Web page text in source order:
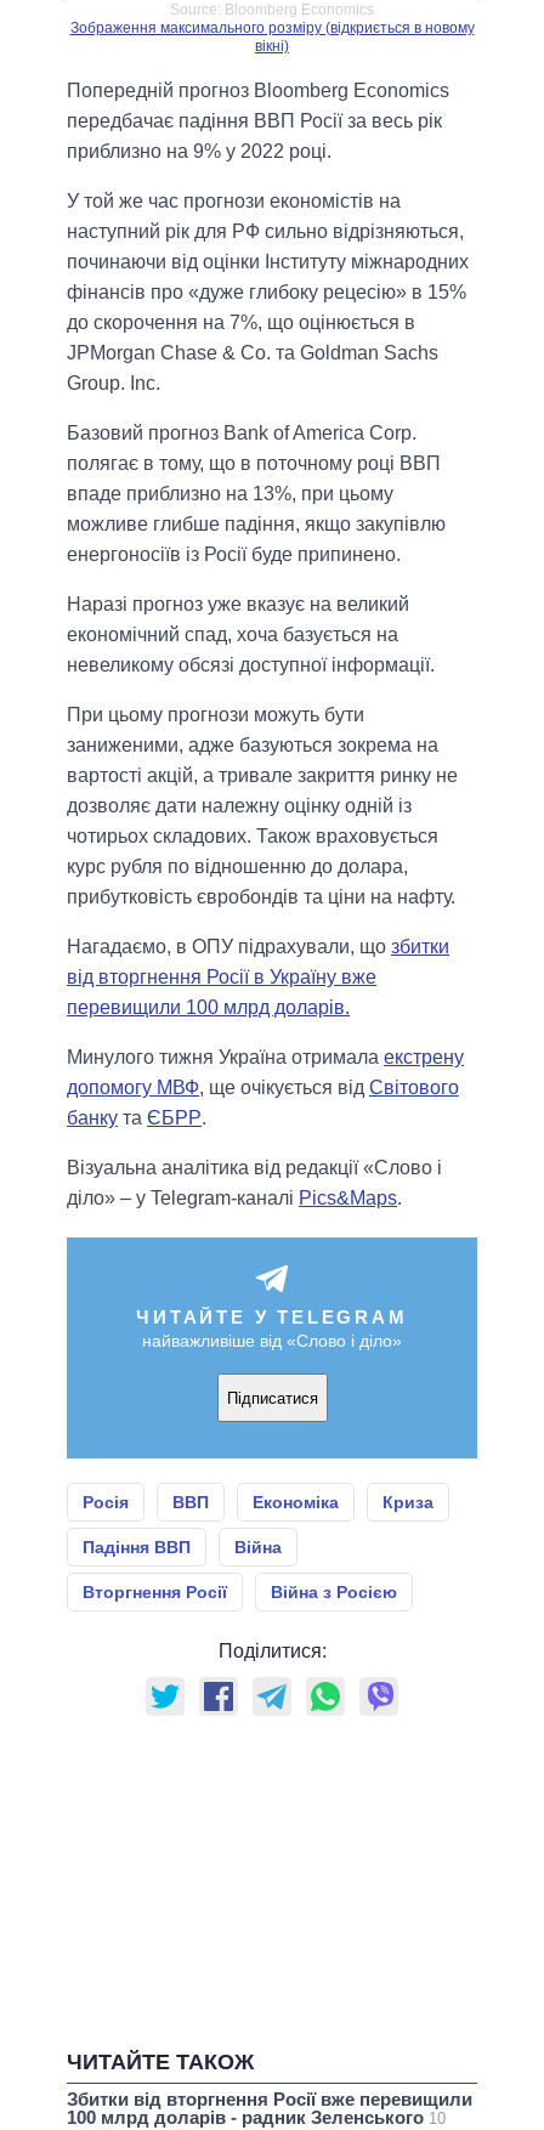
Source: Bloomberg Economics
Зображення максимального розміру (відкриється в новому
вікні)
Попередній прогноз Bloomberg Economics
передбачає падіння ВВП Росії за весь рік
приблизно на 9% у 2022 році.
У той же час прогнози економістів на
наступний рік для РФ сильно відрізняються,
починаючи від оцінки Інституту міжнародних
фінансів про «дуже глибоку рецесію» в 15%
до скорочення на 7%, що оцінюється в
JPMorgan Chase & Co. та Goldman Sachs
Group. Inc.
Базовий прогноз Bank of America Corp.
полягає в тому, що в поточному році ВВП
впаде приблизно на 13%, при цьому
можливе глибше падіння, якщо закупівлю
енергоносіїв із Росії буде припинено.
Наразі прогноз уже вказує на великий
економічний спад, хоча базується на
невеликому обсязі доступної інформації.
При цьому прогнози можуть бути
заниженими, адже базуються зокрема на
вартості акцій, а тривале закриття ринку не
дозволяє дати належну оцінку одній із
чотирьох складових. Також враховується
курс рубля по відношенню до долара,
прибутковість євробондів та ціни на нафту.
Нагадаємо, в ОПУ підрахували, що збитки
від вторгнення Росії в Україну вже
перевищили 100 млрд доларів.
Минулого тижня Україна отримала екстрену
допомогу МВФ, ще очікується від Світового
банку та ЄБРР.
Візуальна аналітика від редакції «Слово і
діло» – у Telegram-каналі Pics&Maps.
ЧИТАЙТЕ У TELEGRAM
найважливіше від «Слово і діло»
Підписатися
Росія ВВП Економіка Криза
Падіння ВВП Війна
Вторгнення Росії Війна з Росією
Поділитися:
ЧИТАЙТЕ ТАКОЖ
Збитки від вторгнення Росії вже перевищили
100 млрд доларів - радник Зеленського 10